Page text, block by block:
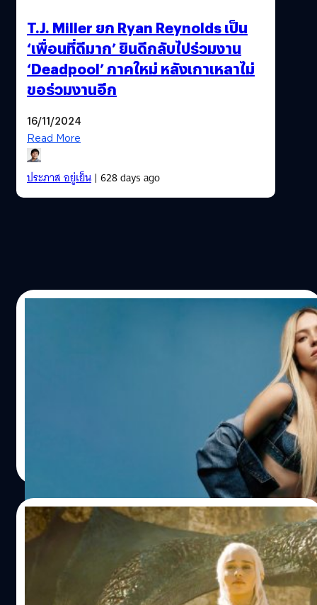
T.J. Miller ยก Ryan Reynolds เป็น
‘เพื่อนที่ดีมาก’ ยินดีกลับไปร่วมงาน
‘Deadpool’ ภาคใหม่ หลังเกาเหลาไม่
ขอร่วมงานอีก
16/11/2024
Read More
ประภาส อยู่เย็น| 628 days ago
‘เพื่อนหญิงพลังหญิง’ ในวงการฮอลลีวูดคือ
ซิดนีย์ สวีนนีย์ (Sydney Sweeney) เปิดอกพูด ผู้หญิงที่ช่วย
สนับสนุนผู้หญิงด้วยกันในวงการฮอลลีวูดคือเรื่อง 'จอมปลอม'
01/11/2024
วงในยืนยัน! Warner Bros. เริ่มพัฒนาหนัง
‘Game of Thrones’ หวังขยายแฟรนไชส์สู่จอ
แหล่งข่าววงในยืนยัน Warner Bros. ได้เริ่มพัฒนาโปรเจกต์